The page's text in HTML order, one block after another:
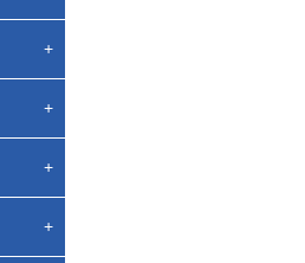
+
+
+
+